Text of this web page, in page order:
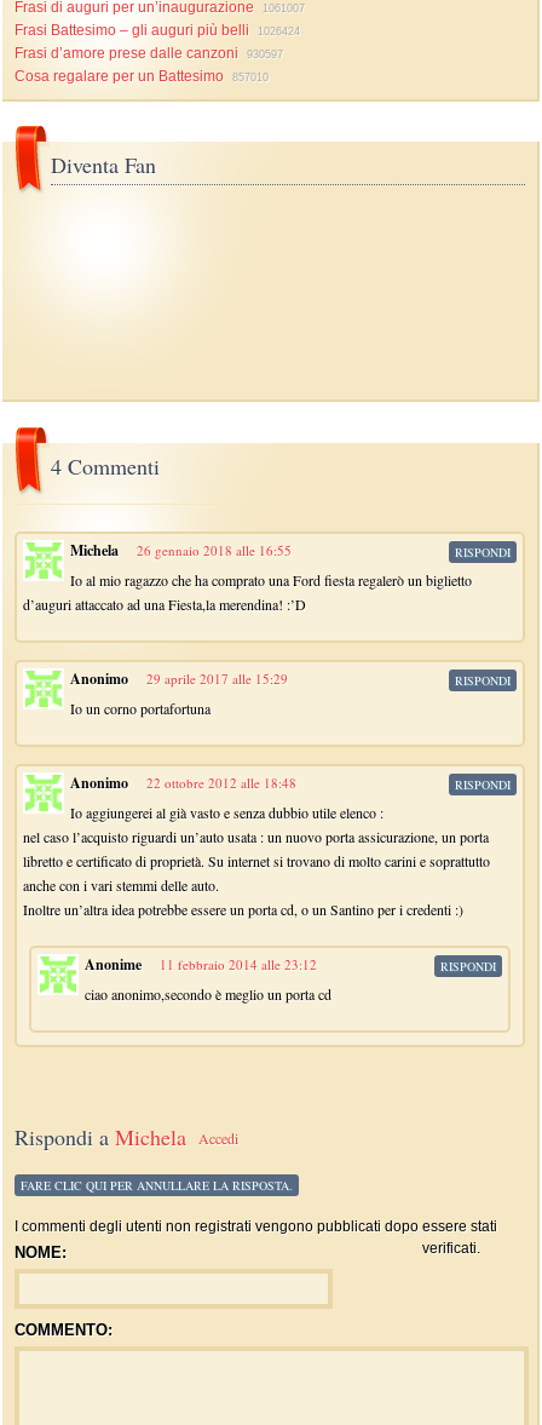
Frasi di auguri per un’inaugurazione 1061007
Frasi Battesimo – gli auguri più belli 1026424
Frasi d’amore prese dalle canzoni 930597
Cosa regalare per un Battesimo 857010
Diventa Fan
4 Commenti
Michela 26 gennaio 2018 alle 16:55
Io al mio ragazzo che ha comprato una Ford fiesta regalerò un biglietto
d’auguri attaccato ad una Fiesta,la merendina! :’D
RISPONDI
Anonimo 29 aprile 2017 alle 15:29
Io un corno portafortuna
RISPONDI
Anonimo 22 ottobre 2012 alle 18:48
Io aggiungerei al già vasto e senza dubbio utile elenco :
nel caso l’acquisto riguardi un’auto usata : un nuovo porta assicurazione, un porta
libretto e certificato di proprietà. Su internet si trovano di molto carini e soprattutto
anche con i vari stemmi delle auto.
Inoltre un’altra idea potrebbe essere un porta cd, o un Santino per i credenti :)
RISPONDI
Anonime 11 febbraio 2014 alle 23:12
ciao anonimo,secondo è meglio un porta cd
RISPONDI
Rispondi aMichela Accedi
FARE CLIC QUI PER ANNULLARE LA RISPOSTA.
I commenti degli utenti non registrati vengono pubblicati dopo essere stati
verificati.
NOME:
COMMENTO: